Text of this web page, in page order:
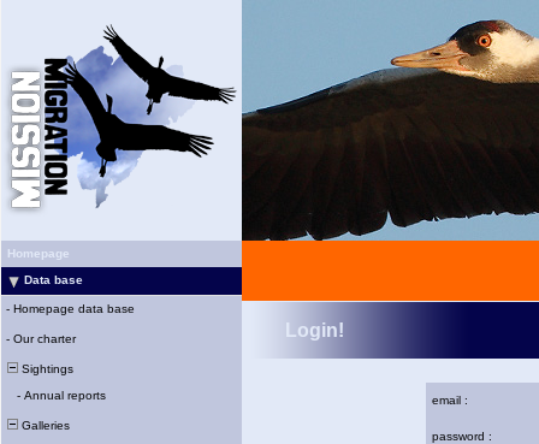
Homepage
Data base
- Homepage data base
- Our charter
Sightings
- Annual reports
Galleries
Login!
email :
password :